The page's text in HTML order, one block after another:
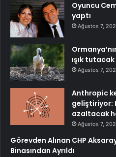
Oyuncu
yaptı
Ağustos 7,
ışık tutacak
Ağustos 7,
Anthropic
geliştiriyor:
azaltacak
Ağustos 7,
Görevden Alınan CHP
Binasından Ayrıldı